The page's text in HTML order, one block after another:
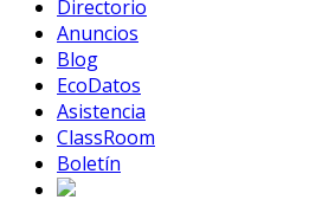
Directorio
Anuncios
Blog
EcoDatos
Asistencia
ClassRoom
Boletín